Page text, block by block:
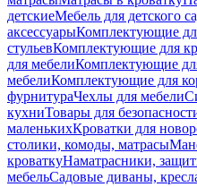
детскиеМебель для детского
аксессуарыКомплектующие
стульевКомплектующие для
для мебелиКомплектующие
мебелиКомплектующие для
фурнитураЧехлы для мебели
кухниТовары для
маленькихКроватки для
столики, комоды, матрасы
кроваткуНаматрасники,
мебельСадовые диваны,